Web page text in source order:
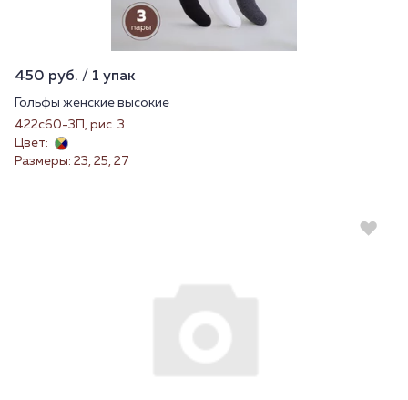
450 руб. / 1 упак
Гольфы женские высокие
422с60-3П, рис. 3
Цвет:
Размеры: 23, 25, 27